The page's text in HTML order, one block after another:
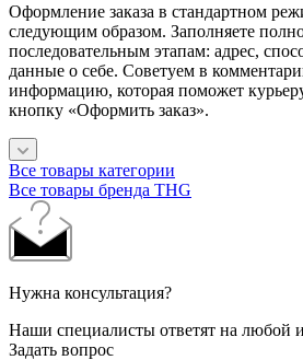
Оформление заказа в стандартном
следующим образом. Заполняете
последовательным этапам: адрес,
данные о себе. Советуем в
информацию, которая поможет
кнопку «Оформить заказ».
Все товары категории
Все товары бренда THG
Нужна консультация?
Наши специалисты ответят на любой
Задать вопрос